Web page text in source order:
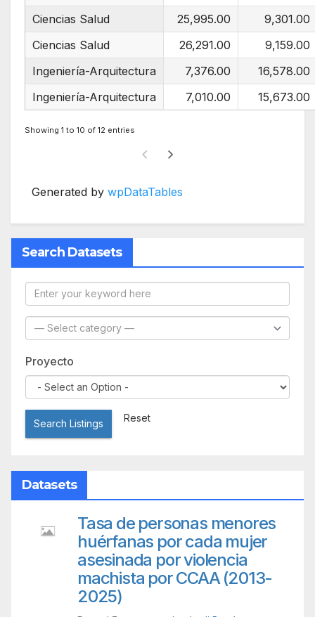
Ciencias Salud
25,995.00
9,301.00
Ciencias Salud
26,291.00
9,159.00
Ingeniería-Arquitectura
7,376.00
16,578.00
Ingeniería-Arquitectura
7,010.00 15,673.00
Showing 1 to 10 of 12 entries
Generated by wpDataTables
Search Datasets
Proyecto
Search Listings Reset
Datasets
Tasa de personas menores
huérfanas por cada mujer
asesinada por violencia
machista por CCAA (2013-
2025)